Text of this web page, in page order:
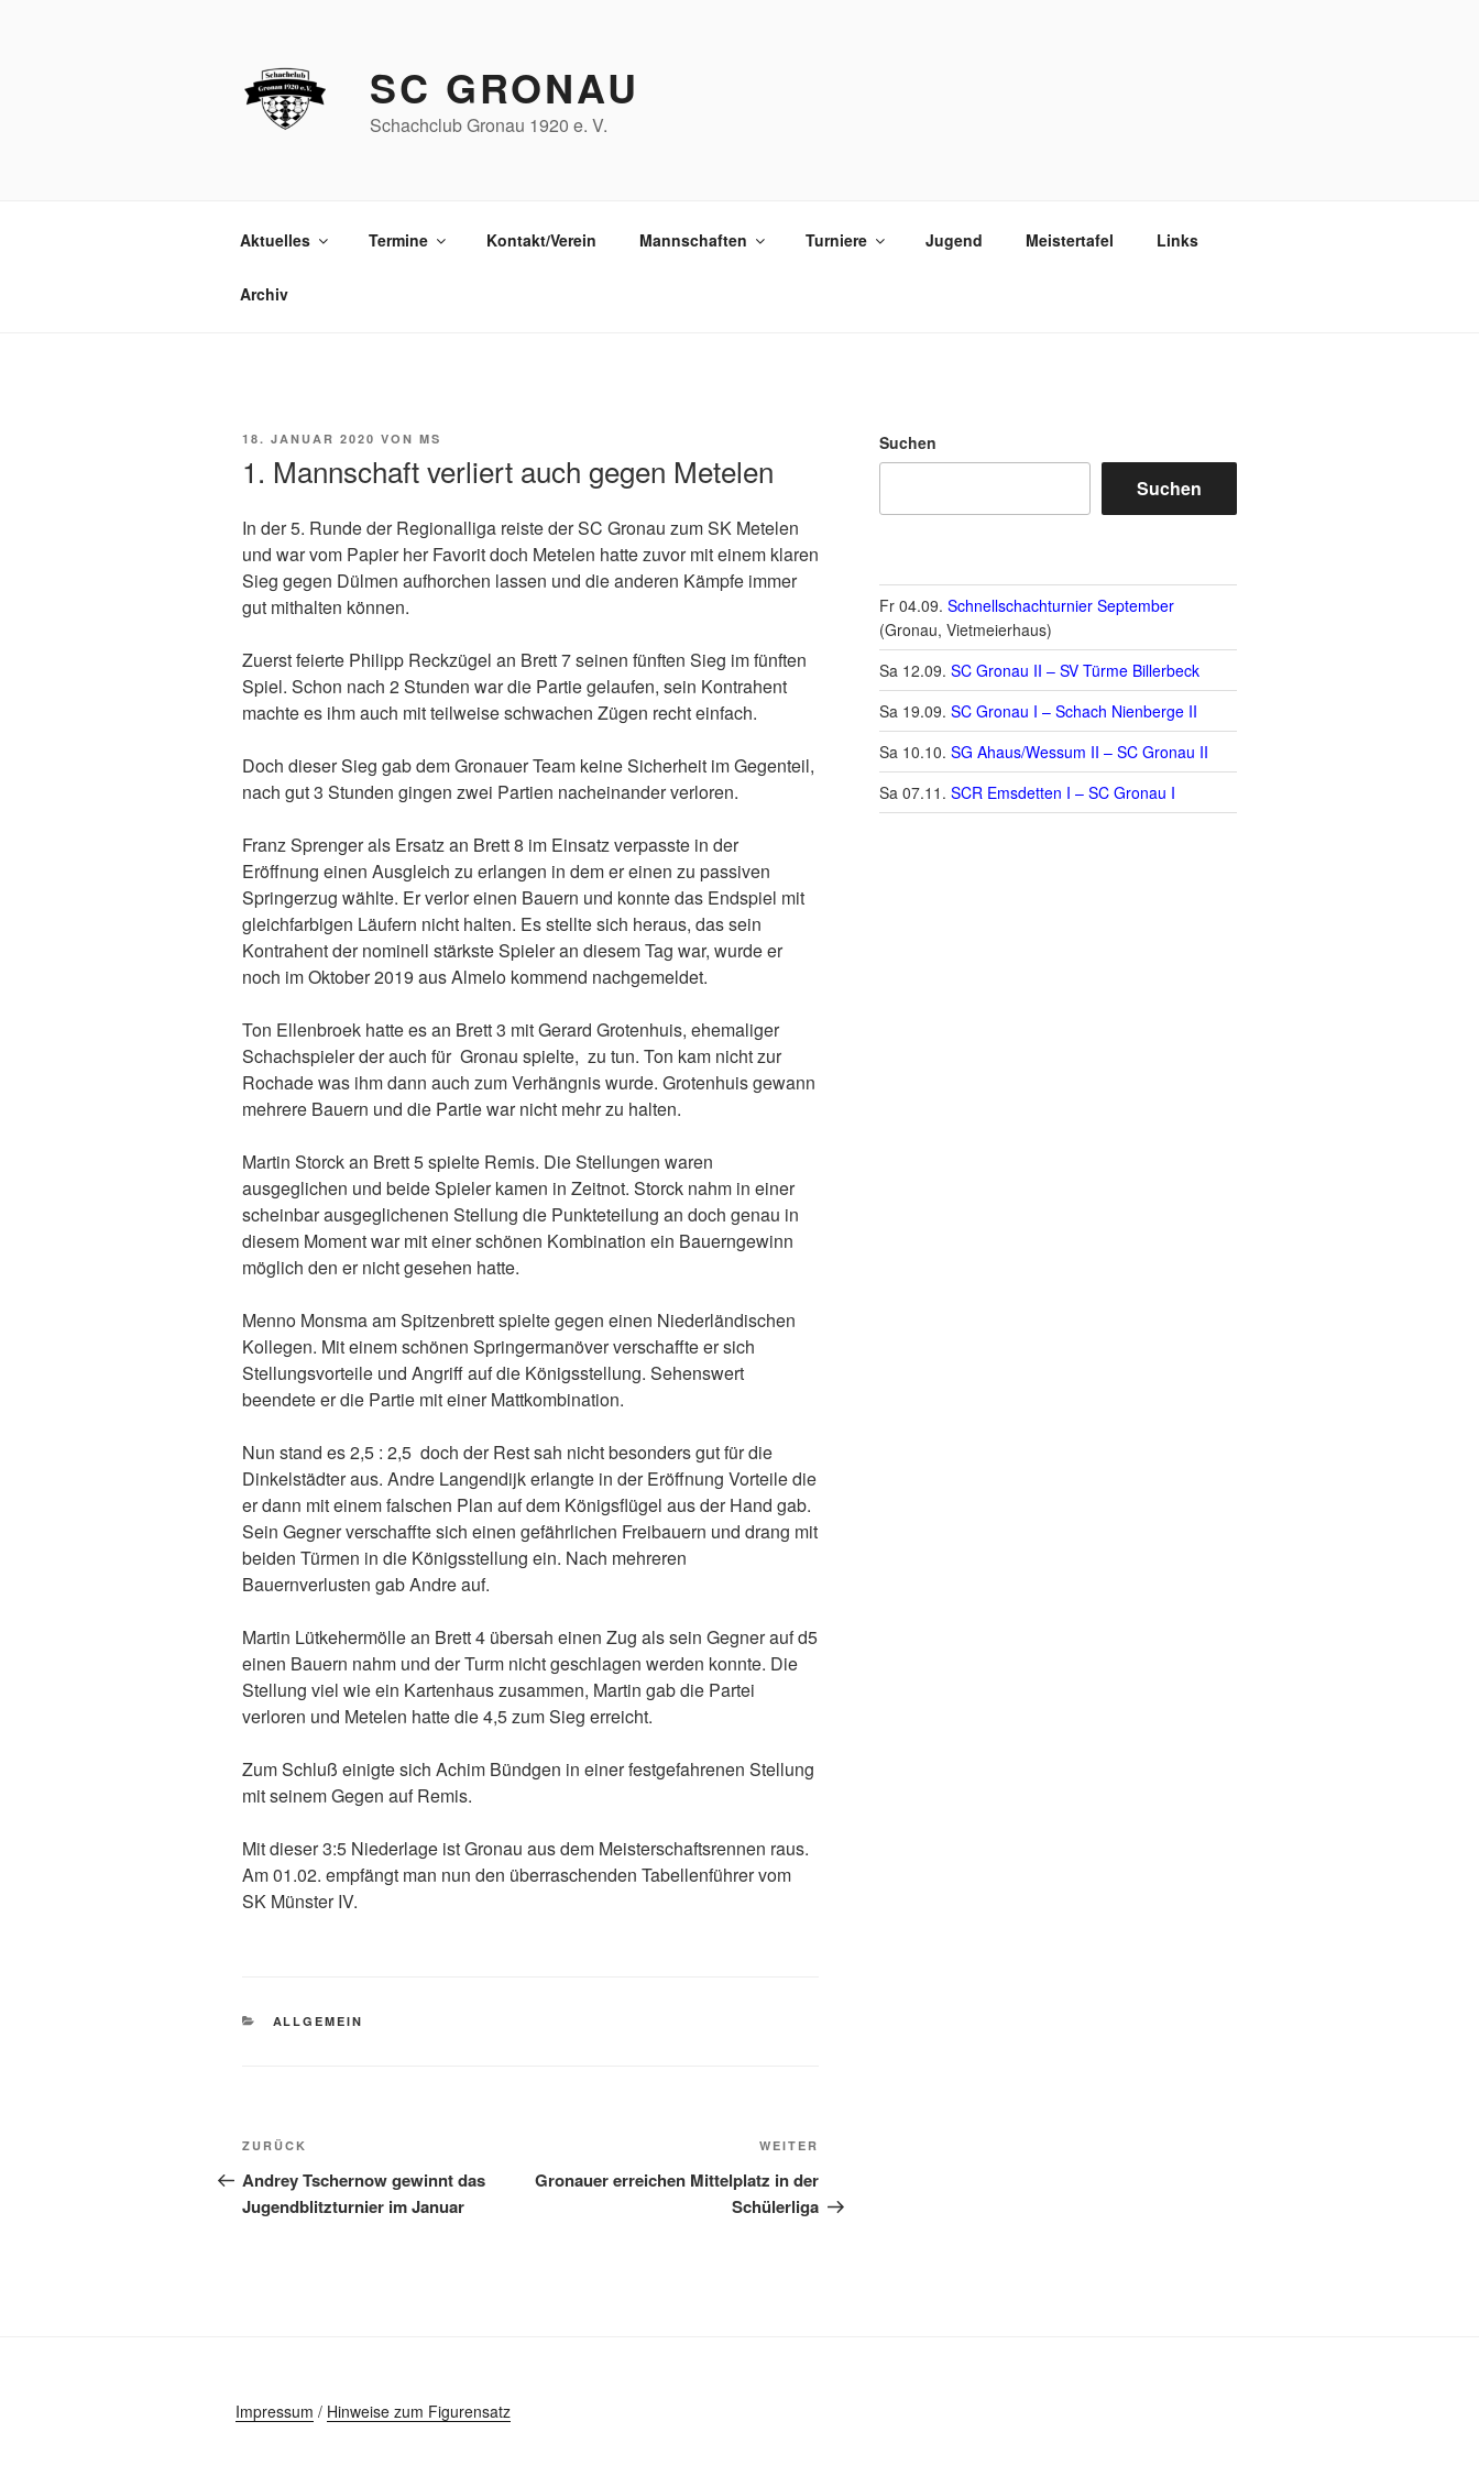
SC GRONAU
Schachclub Gronau 1920 e. V.
Aktuelles Termine Kontakt/Verein Mannschaften Turniere Jugend Meistertafel Links
Archiv
VERÖFFENTLICHT
18. JANUAR 2020 VON MS
1. Mannschaft verliert auch gegen Metelen
In der 5. Runde der Regionalliga reiste der SC Gronau zum SK Metelen
und war vom Papier her Favorit doch Metelen hatte zuvor mit einem klaren
Sieg gegen Dülmen aufhorchen lassen und die anderen Kämpfe immer
gut mithalten können.
Zuerst feierte Philipp Reckzügel an Brett 7 seinen fünften Sieg im fünften
Spiel. Schon nach 2 Stunden war die Partie gelaufen, sein Kontrahent
machte es ihm auch mit teilweise schwachen Zügen recht einfach.
Doch dieser Sieg gab dem Gronauer Team keine Sicherheit im Gegenteil,
nach gut 3 Stunden gingen zwei Partien nacheinander verloren.
Franz Sprenger als Ersatz an Brett 8 im Einsatz verpasste in der
Eröffnung einen Ausgleich zu erlangen in dem er einen zu passiven
Springerzug wählte. Er verlor einen Bauern und konnte das Endspiel mit
gleichfarbigen Läufern nicht halten. Es stellte sich heraus, das sein
Kontrahent der nominell stärkste Spieler an diesem Tag war, wurde er
noch im Oktober 2019 aus Almelo kommend nachgemeldet.
Ton Ellenbroek hatte es an Brett 3 mit Gerard Grotenhuis, ehemaliger
Schachspieler der auch für Gronau spielte, zu tun. Ton kam nicht zur
Rochade was ihm dann auch zum Verhängnis wurde. Grotenhuis gewann
mehrere Bauern und die Partie war nicht mehr zu halten.
Martin Storck an Brett 5 spielte Remis. Die Stellungen waren
ausgeglichen und beide Spieler kamen in Zeitnot. Storck nahm in einer
scheinbar ausgeglichenen Stellung die Punkteteilung an doch genau in
diesem Moment war mit einer schönen Kombination ein Bauerngewinn
möglich den er nicht gesehen hatte.
Menno Monsma am Spitzenbrett spielte gegen einen Niederländischen
Kollegen. Mit einem schönen Springermanöver verschaffte er sich
Stellungsvorteile und Angriff auf die Königsstellung. Sehenswert
beendete er die Partie mit einer Mattkombination.
Nun stand es 2,5 : 2,5 doch der Rest sah nicht besonders gut für die
Dinkelstädter aus. Andre Langendijk erlangte in der Eröffnung Vorteile die
er dann mit einem falschen Plan auf dem Königsflügel aus der Hand gab.
Sein Gegner verschaffte sich einen gefährlichen Freibauern und drang mit
beiden Türmen in die Königsstellung ein. Nach mehreren
Bauernverlusten gab Andre auf.
Martin Lütkehermölle an Brett 4 übersah einen Zug als sein Gegner auf d5
einen Bauern nahm und der Turm nicht geschlagen werden konnte. Die
Stellung viel wie ein Kartenhaus zusammen, Martin gab die Partei
verloren und Metelen hatte die 4,5 zum Sieg erreicht.
Zum Schluß einigte sich Achim Bündgen in einer festgefahrenen Stellung
mit seinem Gegen auf Remis.
Mit dieser 3:5 Niederlage ist Gronau aus dem Meisterschaftsrennen raus.
Am 01.02. empfängt man nun den überraschenden Tabellenführer vom
SK Münster IV.
KATEGORIEN
ALLGEMEIN
Beitragsnavigation
Vorheriger
Beitrag
ZURÜCK
Andrey Tschernow gewinnt das
Jugendblitzturnier im Januar
Beitrag
WEITER
Gronauer erreichen Mittelplatz in der
Schülerliga
Suchen
Suchen
Fr 04.09. Schnellschachturnier September
(Gronau, Vietmeierhaus)
Sa 12.09. SC Gronau II – SV Türme Billerbeck
Sa 19.09. SC Gronau I – Schach Nienberge II
Sa 10.10. SG Ahaus/Wessum II – SC Gronau II
Sa 07.11. SCR Emsdetten I – SC Gronau I
Impressum / Hinweise zum Figurensatz